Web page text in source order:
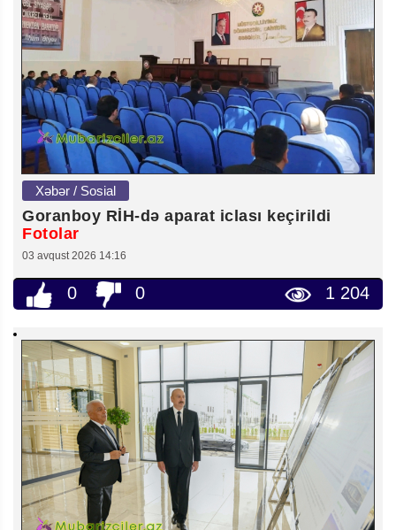
Xəbər / Sosial
Goranboy RİH-də aparat iclası keçirildi
Fotolar
03 avqust 2026 14:16
0 0 1 204